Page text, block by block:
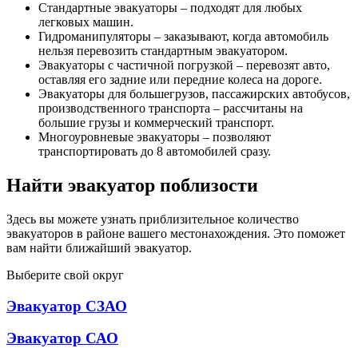
Стандартные эвакуаторы – подходят для любых
легковых машин.
Гидроманипуляторы – заказывают, когда автомобиль
нельзя перевозить стандартным эвакуатором.
Эвакуаторы с частичной погрузкой – перевозят авто,
оставляя его задние или передние колеса на дороге.
Эвакуаторы для большегрузов, пассажирских автобусов,
производственного транспорта – рассчитаны на
большие грузы и коммерческий транспорт.
Многоуровневые эвакуаторы – позволяют
транспортировать до 8 автомобилей сразу.
Найти эвакуатор поблизости
Здесь вы можете узнать приблизительное количество
эвакуаторов в районе вашего местонахождения. Это поможет
вам найти ближайший эвакуатор.
Выберите свой округ
Эвакуатор СЗАО
Эвакуатор САО